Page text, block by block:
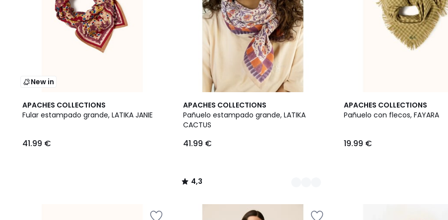
New in
APACHES COLLECTIONS
Fular estampado grande, LATIKA JANIE
41.99 €
APACHES COLLECTIONS
Pañuelo estampado grande, LATIKA
CACTUS
41.99 €
4,3
/ 5
2
Colores
4,3
/
APACHES COLLECTIONS
Pañuelo con flecos, FAYARA
19.99 €